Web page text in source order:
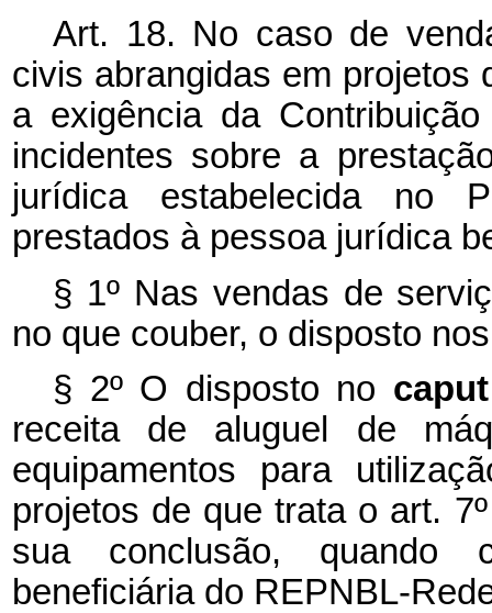
Art. 18. No caso de
civis abrangidas em projetos
a exigência da
incidentes sobre a
jurídica estabelecida no
prestados à pessoa jurídica
§ 1º Nas vendas de
no que couber, o disposto
§ 2º O disposto no
receita de aluguel de
equipamentos para
projetos de que trata o art.
sua conclusão, quando
beneficiária do REPNBL-